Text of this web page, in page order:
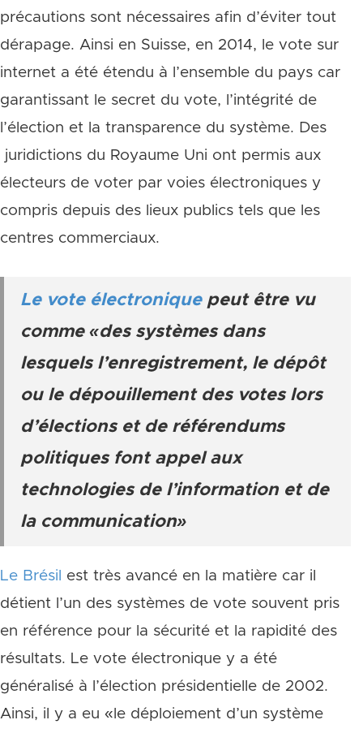
précautions sont nécessaires afin d’éviter tout
dérapage. Ainsi en Suisse, en 2014, le vote sur
internet a été étendu à l’ensemble du pays car
garantissant le secret du vote, l’intégrité de
l’élection et la transparence du système. Des
juridictions du Royaume Uni ont permis aux
électeurs de voter par voies électroniques y
compris depuis des lieux publics tels que les
centres commerciaux.
Le vote électroniquepeut être vu
comme «des systèmes dans
lesquels l’enregistrement, le dépôt
ou le dépouillement des votes lors
d’élections et de référendums
politiques font appel aux
technologies de l’information et de
la communication»
Le Brésil
est très avancé en la matière car il
détient l’un des systèmes de vote souvent pris
en référence pour la sécurité et la rapidité des
résultats. Le vote électronique y a été
généralisé à l’élection présidentielle de 2002.
Ainsi, il y a eu «le déploiement d’un système